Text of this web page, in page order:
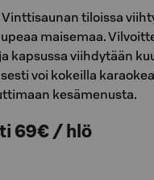
tiloissa
maisemaa.
kapsussa viihdytään
voi kokeilla
kesämenusta.
69€ / hlö